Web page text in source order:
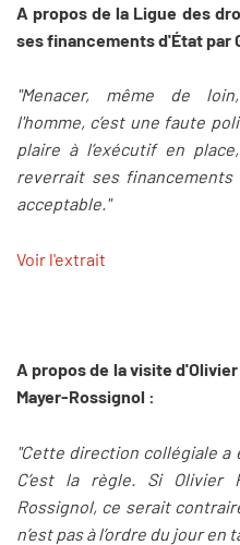
A propos de la Ligue des
ses financements d'État par
"Menacer, même de
l'homme, c’est une faute
plaire à l’exécutif en
reverrait ses financements
acceptable."
Voir l'extrait
A propos de la visite
Mayer-Rossignol :
"Cette direction collégiale a
C’est la règle. Si Olivier
Rossignol, ce serait
n’est pas à l’ordre du jour en